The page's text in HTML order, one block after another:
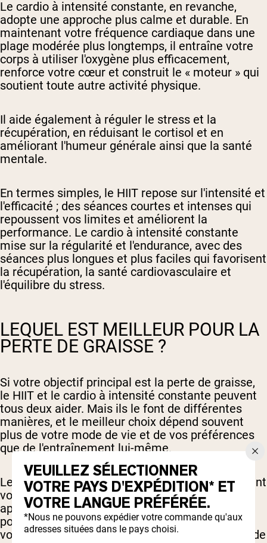
Le cardio à intensité constante, en revanche,
adopte une approche plus calme et durable. En
maintenant votre fréquence cardiaque dans une
plage modérée plus longtemps, il entraîne votre
corps à utiliser l'oxygène plus efficacement,
renforce votre cœur et construit le « moteur » qui
soutient toute autre activité physique.
Il aide également à réguler le stress et la
récupération, en réduisant le cortisol et en
améliorant l'humeur générale ainsi que la santé
mentale.
En termes simples, le HIIT repose sur l'intensité et
l'efficacité ; des séances courtes et intenses qui
repoussent vos limites et améliorent la
performance. Le cardio à intensité constante
mise sur la régularité et l'endurance, avec des
séances plus longues et plus faciles qui favorisent
la récupération, la santé cardiovasculaire et
l'équilibre du stress.
LEQUEL EST MEILLEUR POUR LA
PERTE DE GRAISSE ?
Si votre objectif principal est la perte de graisse,
le HIIT et le cardio à intensité constante peuvent
tous deux aider. Mais ils le font de différentes
manières, et le meilleur choix dépend souvent
plus de votre mode de vie et de vos préférences
que de l'entraînement lui-même.
Le HIIT brûle rapidement des calories et maintient
votre métabolisme élevé pendant des heures
après la fin de l'exercice, grâce à l'effet
postcombustion (ou EPOC), ce qui signifie que
votre corps continue d'utiliser plus d'oxygène et de
VEUILLEZ SÉLECTIONNER
VOTRE PAYS D'EXPÉDITION* ET
VOTRE LANGUE PRÉFÉRÉE.
*Nous ne pouvons expédier votre commande qu'aux
adresses situées dans le pays choisi.